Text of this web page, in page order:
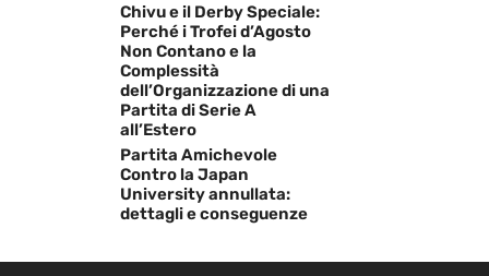
Chivu e il Derby Speciale:
Perché i Trofei d’Agosto
Non Contano e la
Complessità
dell’Organizzazione di una
Partita di Serie A
all’Estero
Partita Amichevole
Contro la Japan
University annullata:
dettagli e conseguenze